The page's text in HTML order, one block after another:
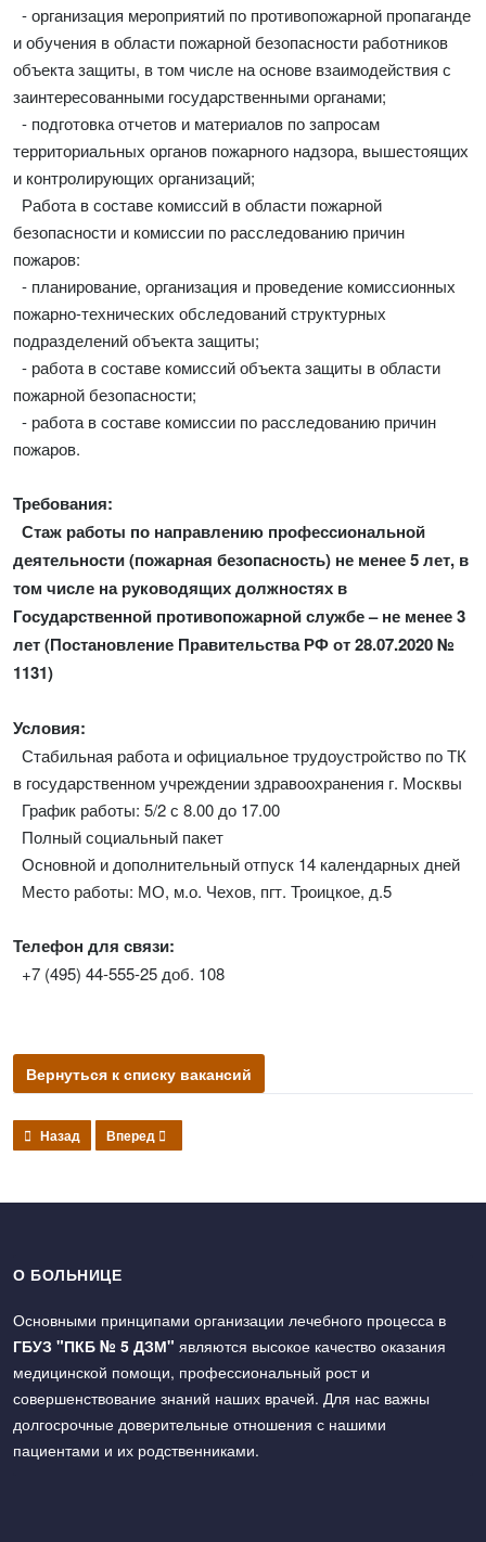
- организация мероприятий по противопожарной пропаганде
и обучения в области пожарной безопасности работников
объекта защиты, в том числе на основе взаимодействия с
заинтересованными государственными органами;
- подготовка отчетов и материалов по запросам
территориальных органов пожарного надзора, вышестоящих
и контролирующих организаций;
Работа в составе комиссий в области пожарной
безопасности и комиссии по расследованию причин
пожаров:
- планирование, организация и проведение комиссионных
пожарно-технических обследований структурных
подразделений объекта защиты;
- работа в составе комиссий объекта защиты в области
пожарной безопасности;
- работа в составе комиссии по расследованию причин
пожаров.
Требования:
Стаж работы по направлению профессиональной
деятельности (пожарная безопасность) не менее 5 лет, в
том числе на руководящих должностях в
Государственной противопожарной службе – не менее 3
лет (Постановление Правительства РФ от 28.07.2020 №
1131)
Условия:
Стабильная работа и официальное трудоустройство по ТК
в государственном учреждении здравоохранения г. Москвы
График работы: 5/2 с 8.00 до 17.00
Полный социальный пакет
Основной и дополнительный отпуск 14 календарных дней
Место работы: МО, м.о. Чехов, пгт. Троицкое, д.5
Телефон для связи:
+7 (495) 44-555-25 доб. 108
Вернуться к списку вакансий
Предыдущий: Медицинская сестра палатная (постовая)
Назад Следующий: Помощник по уходу
Вперед
О БОЛЬНИЦЕ
Основными принципами организации лечебного процесса в
ГБУЗ "ПКБ № 5 ДЗМ" являются высокое качество оказания
медицинской помощи, профессиональный рост и
совершенствование знаний наших врачей. Для нас важны
долгосрочные доверительные отношения с нашими
пациентами и их родственниками.